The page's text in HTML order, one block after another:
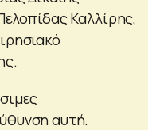
Καλλίρης,
αυτή.